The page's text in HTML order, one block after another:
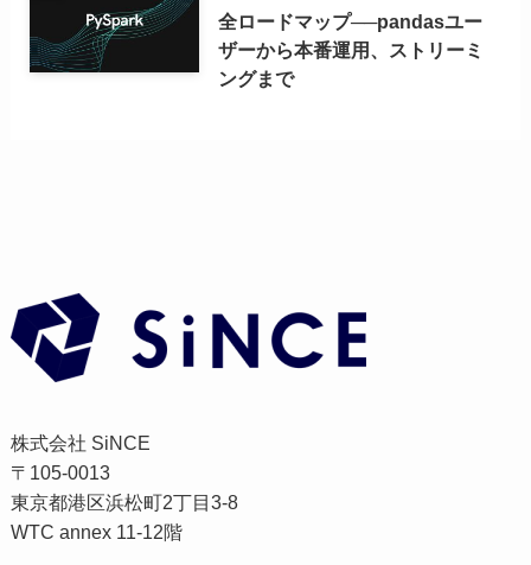
全ロードマップ──pandasユー
ザーから本番運用、ストリーミ
ングまで
株式会社 SiNCE
〒105-0013
東京都港区浜松町2丁目3-8
WTC annex 11-12階